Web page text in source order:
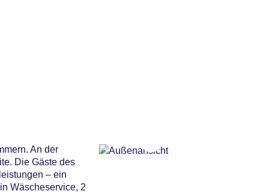
An der
Die Gäste des
– ein
Wäscheservice, 2